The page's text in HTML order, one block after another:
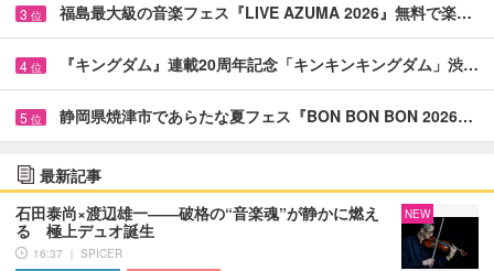
3 位 福島最大級の音楽フェス『LIVE AZUMA 2026』無料で楽…
4 位 『キングダム』連載20周年記念「キンキンキングダム」渋…
5 位 静岡県焼津市であらたな夏フェス『BON BON BON 2026…
最新記事
石田泰尚×渡辺雄一――破格の“音楽魂”が静かに燃え
る 極上デュオ誕生
16:37 ｜ SPICER
NEW